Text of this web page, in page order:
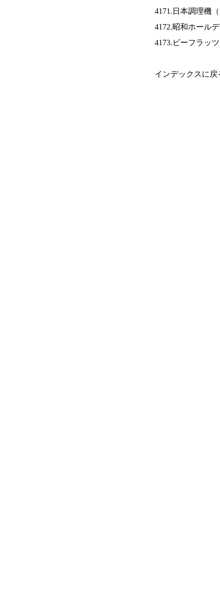
4171.日本調理機（
4172.昭和ホール
4173.ビーフラッ
インデックスに戻